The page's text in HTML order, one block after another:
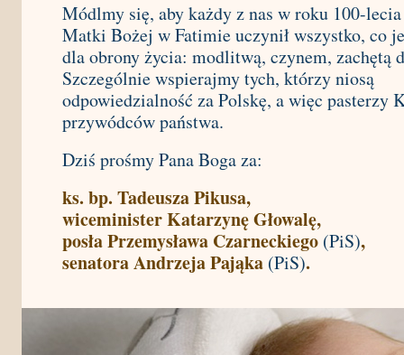
Módlmy się, aby każdy z nas w roku 100-
Matki Bożej w Fatimie uczynił wszystko, co
dla obrony życia: modlitwą, czynem, zachętą
Szczególnie wspierajmy tych, którzy niosą
odpowiedzialność za Polskę, a więc pasterzy
przywódców państwa.
Dziś prośmy Pana Boga za:
ks. bp. Tadeusza Pikusa,
wiceminister Katarzynę Głowalę,
posła Przemysława Czarneckiego (PiS),
senatora Andrzeja Pająka (PiS).